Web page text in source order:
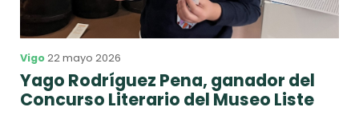
Vigo22 mayo 2026
Yago Rodríguez Pena, ganador del
Concurso Literario del Museo Liste